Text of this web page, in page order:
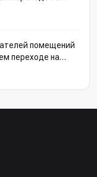
помещений
переходе на